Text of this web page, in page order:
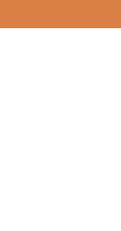
Hauptinhalt